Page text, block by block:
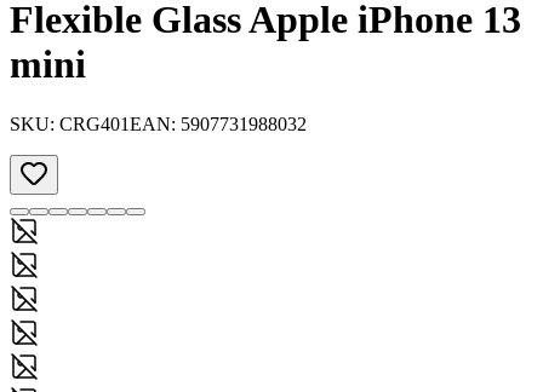
Flexible Glass Apple iPhone 13
mini
SKU: CRG401EAN: 5907731988032